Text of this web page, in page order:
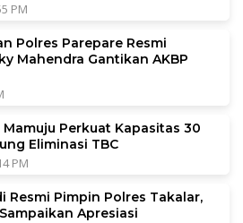
PM
Polres Parepare Resmi
Mahendra Gantikan AKBP
Perkuat Kapasitas 30
Eliminasi TBC
PM
Resmi Pimpin Polres Takalar,
Apresiasi